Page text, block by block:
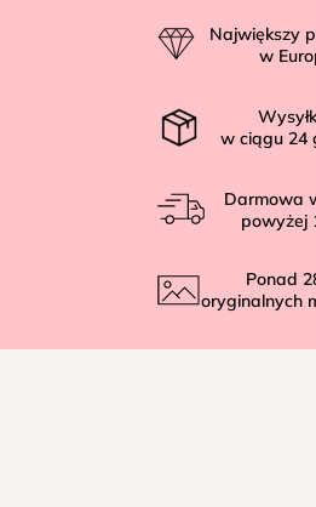
Największy
w
w ciągu 24
Darmowa
powyżej
Ponad
oryginalnych